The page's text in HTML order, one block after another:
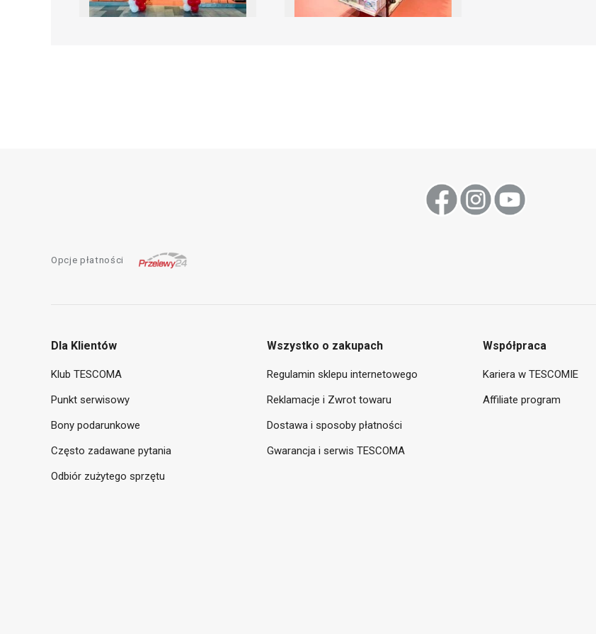
Opcje płatności
Dla Klientów
Klub TESCOMA
Punkt serwisowy
Bony podarunkowe
Często zadawane pytania
Odbiór zużytego sprzętu
Wszystko o zakupach
Regulamin sklepu internetowego
Reklamacje i Zwrot towaru
Dostawa i sposoby płatności
Gwarancja i serwis TESCOMA
Współpraca
Kariera w TESCOMIE
Affiliate program